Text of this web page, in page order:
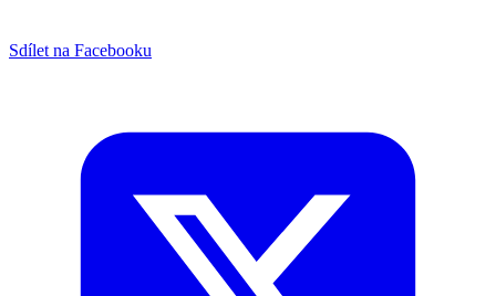
Sdílet na Facebooku